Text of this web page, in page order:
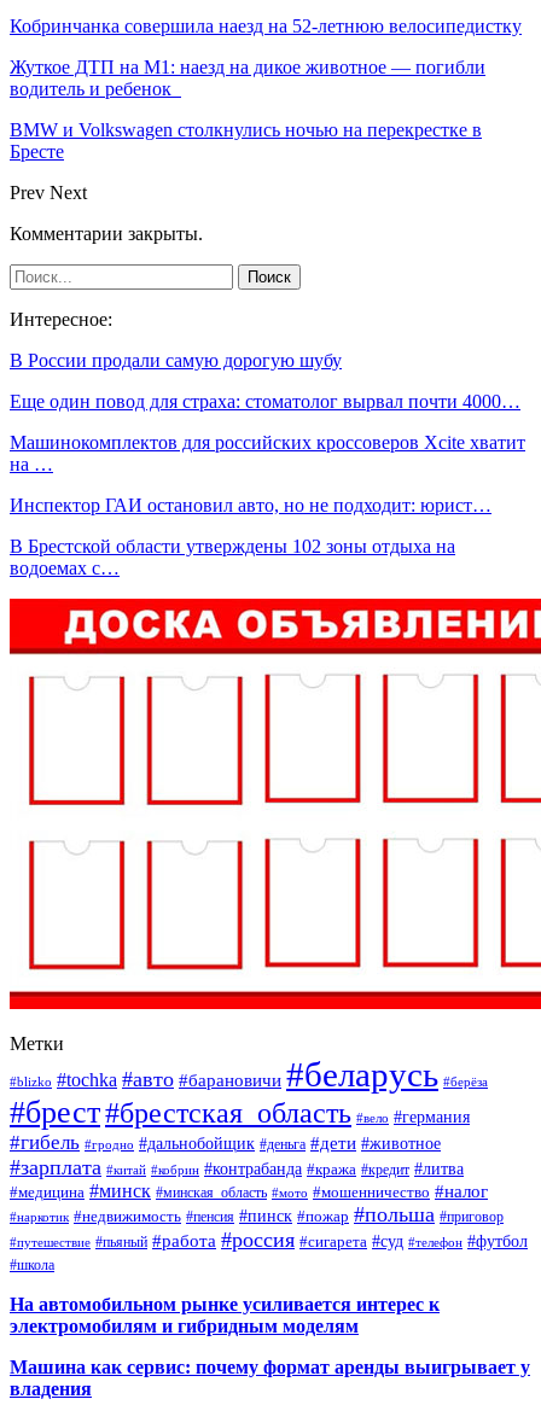
Кобринчанка совершила наезд на 52-летнюю велосипедистку
Жуткое ДТП на М1: наезд на дикое животное — погибли
водитель и ребенок
BMW и Volkswagen столкнулись ночью на перекрестке в
Бресте
Prev Next
Комментарии закрыты.
Интересное:
В России продали самую дорогую шубу
Еще один повод для страха: стоматолог вырвал почти 4000…
Машинокомплектов для российских кроссоверов Xcite хватит
на …
Инспектор ГАИ остановил авто, но не подходит: юрист…
В Брестской области утверждены 102 зоны отдыха на
водоемах с…
Метки
#blizko #tochka #авто #барановичи #беларусь #берёза
#брест#брестская_область #вело #германия
#гибель #гродно #дальнобойщик #деньга #дети #животное
#зарплата #китай #кобрин #контрабанда #кража #кредит #литва
#медицина #минск #минская_область #мото #мошенничество #налог
#наркотик #недвижимость #пенсия #пинск #пожар #польша #приговор
#путешествие #пьяный #работа #россия #сигарета #суд #телефон #футбол
#школа
На автомобильном рынке усиливается интерес к
электромобилям и гибридным моделям
Машина как сервис: почему формат аренды выигрывает у
владения